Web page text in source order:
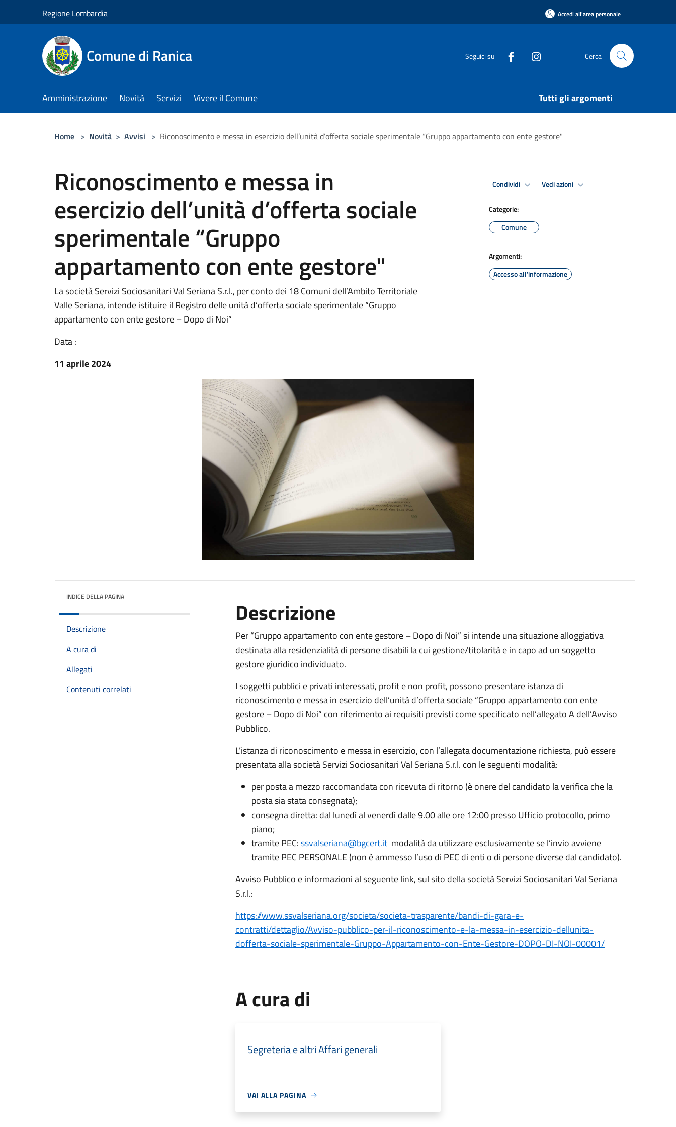
Regione Lombardia Accedi all'area personale
Comune di Ranica Seguici su Cerca
Amministrazione Novità Servizi Vivere il Comune Tutti gli argomenti
Home > Novità > Avvisi > Riconoscimento e messa in esercizio dell’unità d’offerta sociale sperimentale “Gruppo appartamento con ente gestore"
Riconoscimento e messa in
esercizio dell’unità d’offerta sociale
sperimentale “Gruppo
appartamento con ente gestore"
La società Servizi Sociosanitari Val Seriana S.r.l., per conto dei 18 Comuni dell’Ambito Territoriale
Valle Seriana, intende istituire il Registro delle unità d’offerta sociale sperimentale “Gruppo
appartamento con ente gestore – Dopo di Noi”
Data :
11 aprile 2024
Condividi Vedi azioni
Categorie:
Comune
Argomenti:
Accesso all'informazione
INDICE DELLA PAGINA
Descrizione
A cura di
Allegati
Contenuti correlati
Descrizione
Per “Gruppo appartamento con ente gestore – Dopo di Noi” si intende una situazione alloggiativa
destinata alla residenzialità di persone disabili la cui gestione/titolarità e in capo ad un soggetto
gestore giuridico individuato.
I soggetti pubblici e privati interessati, profit e non profit, possono presentare istanza di
riconoscimento e messa in esercizio dell’unità d’offerta sociale “Gruppo appartamento con ente
gestore – Dopo di Noi” con riferimento ai requisiti previsti come specificato nell’allegato A dell’Avviso
Pubblico.
L’istanza di riconoscimento e messa in esercizio, con l’allegata documentazione richiesta, può essere
presentata alla società Servizi Sociosanitari Val Seriana S.r.l. con le seguenti modalità:
per posta a mezzo raccomandata con ricevuta di ritorno (è onere del candidato la verifica che la
posta sia stata consegnata);
consegna diretta: dal lunedì al venerdì dalle 9.00 alle ore 12:00 presso Ufficio protocollo, primo
piano;
tramite PEC:ssvalseriana@bgcert.itmodalità da utilizzare esclusivamente se l’invio avviene
tramite PEC PERSONALE (non è ammesso l’uso di PEC di enti o di persone diverse dal candidato).
Avviso Pubblico e informazioni al seguente link, sul sito della società Servizi Sociosanitari Val Seriana
S.r.l.:
https://www.ssvalseriana.org/societa/societa-trasparente/bandi-di-gara-e-
contratti/dettaglio/Avviso-pubblico-per-il-riconoscimento-e-la-messa-in-esercizio-dellunita-
dofferta-sociale-sperimentale-Gruppo-Appartamento-con-Ente-Gestore-DOPO-DI-NOI-00001/
A cura di
Segreteria e altri Affari generali
VAI ALLA PAGINA